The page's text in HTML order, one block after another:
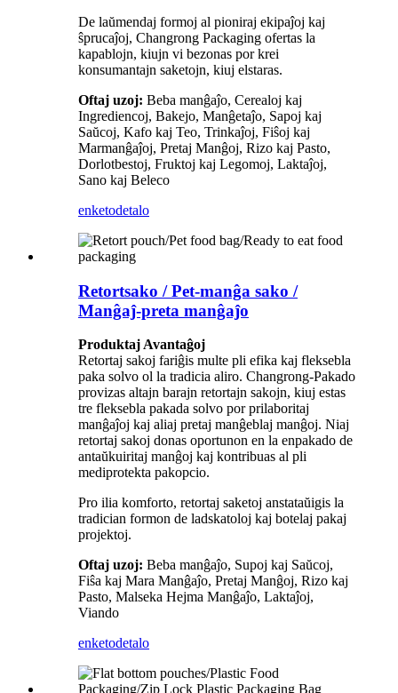
De laŭmendaj formoj al pioniraj ekipaĵoj kaj
ŝprucaĵoj, Changrong Packaging ofertas la
kapablojn, kiujn vi bezonas por krei
konsumantajn saketojn, kiuj elstaras.
Oftaj uzoj: Beba manĝaĵo, Cerealoj kaj
Ingrediencoj, Bakejo, Manĝetaĵo, Sapoj kaj
Saŭcoj, Kafo kaj Teo, Trinkaĵoj, Fiŝoj kaj
Marmanĝaĵoj, Pretaj Manĝoj, Rizo kaj Pasto,
Dorlotbestoj, Fruktoj kaj Legomoj, Laktaĵoj,
Sano kaj Beleco
enketodetalo
Retortsako / Pet-manĝa sako /
Manĝaĵ-preta manĝaĵo
Produktaj Avantaĝoj
Retortaj sakoj fariĝis multe pli efika kaj fleksebla
paka solvo ol la tradicia aliro. Changrong-Pakado
provizas altajn barajn retortajn sakojn, kiuj estas
tre fleksebla pakada solvo por prilaboritaj
manĝaĵoj kaj aliaj pretaj manĝeblaj manĝoj. Niaj
retortaj sakoj donas oportunon en la enpakado de
antaŭkuiritaj manĝoj kaj kontribuas al pli
mediprotekta pakopcio.
Pro ilia komforto, retortaj saketoj anstataŭigis la
tradician formon de ladskatoloj kaj botelaj pakaj
projektoj.
Oftaj uzoj: Beba manĝaĵo, Supoj kaj Saŭcoj,
Fiŝa kaj Mara Manĝaĵo, Pretaj Manĝoj, Rizo kaj
Pasto, Malseka Hejma Manĝaĵo, Laktaĵoj,
Viando
enketodetalo